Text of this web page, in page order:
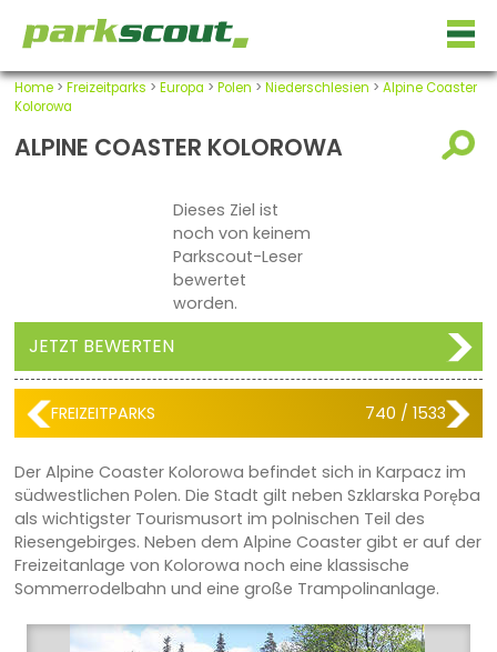
Home> Freizeitparks > Europa > Polen > Niederschlesien > Alpine Coaster
Kolorowa
ALPINE COASTER KOLOROWA
Dieses Ziel ist
noch von keinem
Parkscout-Leser
bewertet
worden.
JETZT BEWERTEN
FREIZEITPARKS 740 / 1533
Der Alpine Coaster Kolorowa befindet sich in Karpacz im
südwestlichen Polen. Die Stadt gilt neben Szklarska Poręba
als wichtigster Tourismusort im polnischen Teil des
Riesengebirges. Neben dem Alpine Coaster gibt er auf der
Freizeitanlage von Kolorowa noch eine klassische
Sommerrodelbahn und eine große Trampolinanlage.